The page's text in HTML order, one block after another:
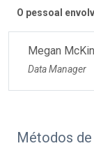
O pessoal
Megan
Data Manager
Métodos